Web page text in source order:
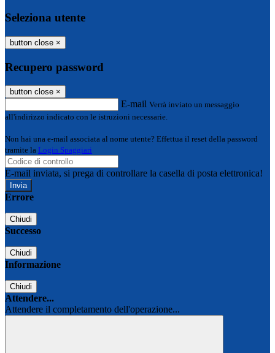
Seleziona utente
button close ×
Recupero password
button close ×
E-mail Verrà inviato un messaggio
all'indirizzo indicato con le istruzioni necessarie.
Non hai una e-mail associata al nome utente? Effettua il reset della password
tramite la Login Spaggiari
E-mail inviata, si prega di controllare la casella di posta elettronica!
Errore
Chiudi
Successo
Chiudi
Informazione
Chiudi
Attendere...
Attendere il completamento dell'operazione...